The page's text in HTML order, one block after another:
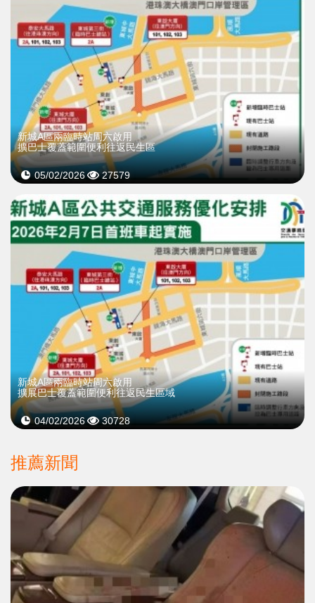
新城A區兩臨時站周六啟用
擴巴士覆蓋範圍便利往返民生區
05/02/2026 27579
新城A區兩臨時站周六啟用
擴展巴士覆蓋範圍便利往返民生區域
04/02/2026 30728
推薦新聞